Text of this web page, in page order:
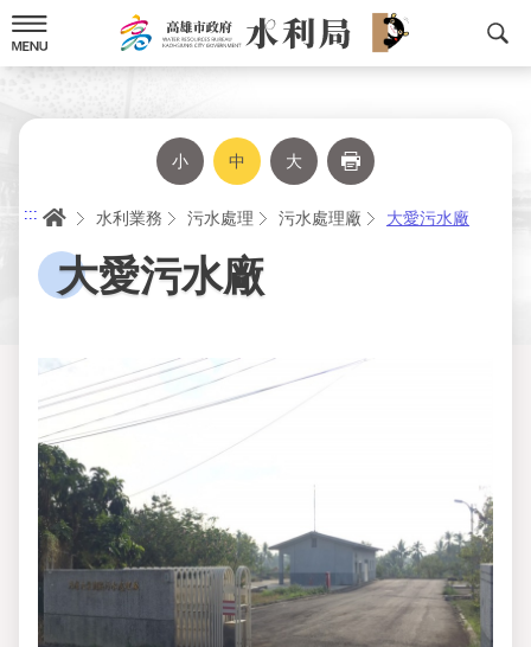
到
主
要
小 中 大
::: 首頁水利業務 污水處理 污水處理廠 大愛污水廠
大愛污水廠